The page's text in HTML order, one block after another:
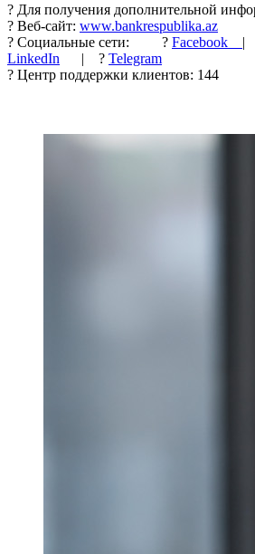
? Для получения дополнительной
? Веб-сайт: www.bankrespublika.az
? Социальные сети: ? Facebook |
LinkedIn | ? Telegram
? Центр поддержки клиентов: 144